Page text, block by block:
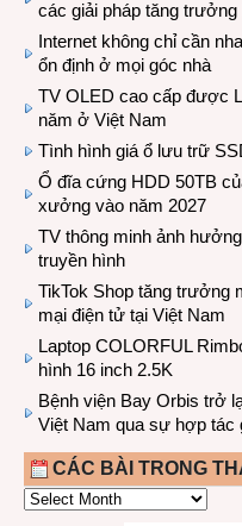
các giải pháp tăng trưởng
Internet không chỉ cần
ổn định ở mọi góc nhà
TV OLED cao cấp được
năm ở Việt Nam
Tình hình giá ổ lưu trữ
Ổ đĩa cứng HDD 50TB
xưởng vào năm 2027
TV thông minh ảnh
truyền hình
TikTok Shop tăng trưởng
mại điện tử tại Việt Nam
Laptop COLORFUL
hình 16 inch 2.5K
Bệnh viện Bay Orbis trở
Việt Nam qua sự hợp tác
CÁC BÀI TRONG
CÁC